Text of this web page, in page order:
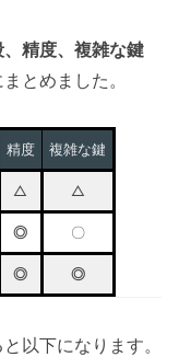
精度、複雑な鍵
とめました。
精度 複雑な鍵
△ △
◎ 〇
◎ ◎
以下になります。